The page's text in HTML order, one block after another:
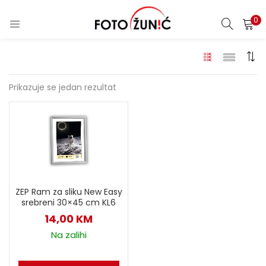
0
Prikazuje se jedan rezultat
ZEP Ram za sliku New Easy
srebreni 30×45 cm KL6
14,00 KM
Na zalihi